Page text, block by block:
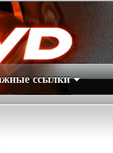
ссылки